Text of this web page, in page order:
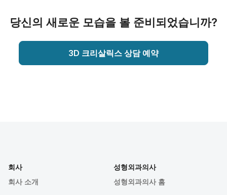
당신의 새로운 모습을 볼 준비되었습니까?
3D 크리살릭스 상담 예약
회사
회사 소개
성형외과의사
성형외과의사 홈